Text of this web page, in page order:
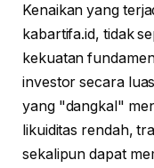
Kenaikan yang
kabartifa.id, tidak
kekuatan
investor secara
yang "dangkal"
likuiditas rendah,
sekalipun dapat